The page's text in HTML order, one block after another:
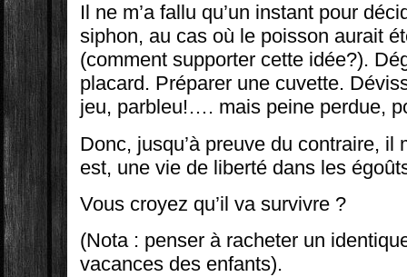
Il ne m’a fallu qu’un instant pour
siphon, au cas où le poisson aurait
(comment supporter cette idée?).
placard. Préparer une cuvette.
jeu, parbleu!…. mais peine perdue,
Donc, jusqu’à preuve du contraire, il
est, une vie de liberté dans les
Vous croyez qu’il va survivre ?
(Nota : penser à racheter un
vacances des enfants).